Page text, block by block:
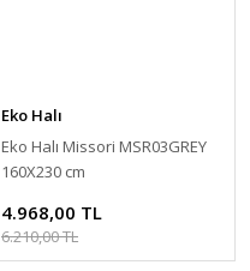
Eko Halı
Eko Halı Missori MSR03GREY
160X230 cm
4.968,00 TL
6.210,00 TL